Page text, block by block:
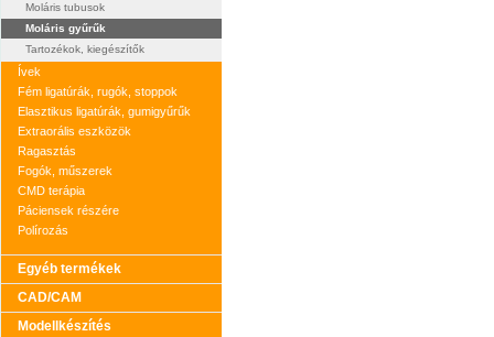
Moláris tubusok
Moláris gyűrűk
Tartozékok, kiegészítők
Ívek
Fém ligatúrák, rugók, stoppok
Elasztikus ligatúrák, gumigyűrűk
Extraorális eszközök
Ragasztás
Fogók, műszerek
CMD terápia
Páciensek részére
Polírozás
Egyéb termékek
CAD/CAM
Modellkészítés